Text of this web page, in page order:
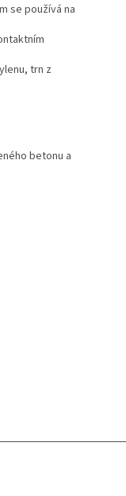
se používá na
trn z
betonu a